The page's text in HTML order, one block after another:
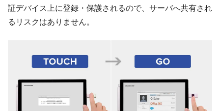
証デバイス上に登録・保護されるので、サーバへ共有され
るリスクはありません。